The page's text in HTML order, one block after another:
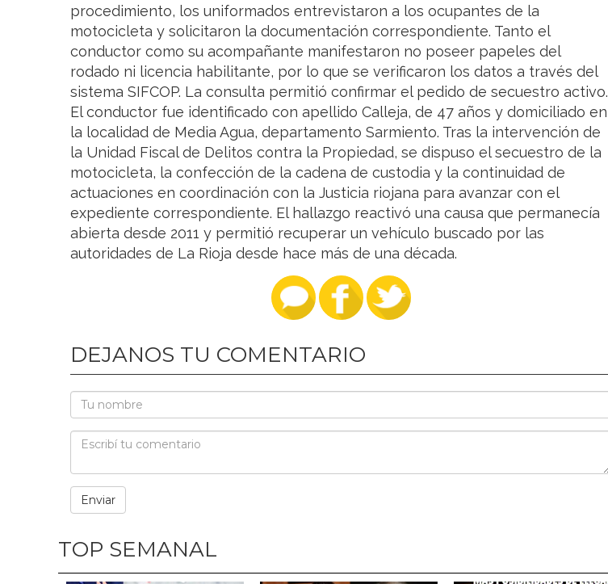
procedimiento, los uniformados entrevistaron a los ocupantes de la
motocicleta y solicitaron la documentación correspondiente. Tanto el
conductor como su acompañante manifestaron no poseer papeles del
rodado ni licencia habilitante, por lo que se verificaron los datos a través del
sistema SIFCOP. La consulta permitió confirmar el pedido de secuestro activo.
El conductor fue identificado con apellido Calleja, de 47 años y domiciliado en
la localidad de Media Agua, departamento Sarmiento. Tras la intervención de
la Unidad Fiscal de Delitos contra la Propiedad, se dispuso el secuestro de la
motocicleta, la confección de la cadena de custodia y la continuidad de
actuaciones en coordinación con la Justicia riojana para avanzar con el
expediente correspondiente. El hallazgo reactivó una causa que permanecía
abierta desde 2011 y permitió recuperar un vehículo buscado por las
autoridades de La Rioja desde hace más de una década.
DEJANOS TU COMENTARIO
TOP SEMANAL